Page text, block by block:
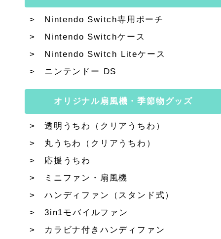
Nintendo Switch専用ポーチ
Nintendo Switchケース
Nintendo Switch Liteケース
ニンテンドー DS
オリジナル扇風機・季節物グッズ
透明うちわ（クリアうちわ）
丸うちわ（クリアうちわ）
応援うちわ
ミニファン・扇風機
ハンディファン（スタンド式）
3in1モバイルファン
カラビナ付きハンディファン